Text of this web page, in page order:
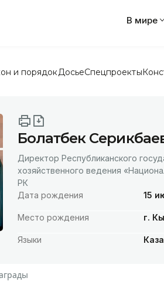
В мире
и порядок ДосьеСпецпроекты
Болатбек
Директор Республиканского
хозяйственного ведения
РК
Дата рождения
15
Место рождения г.
Языки